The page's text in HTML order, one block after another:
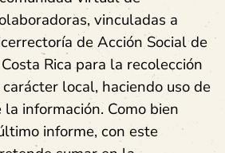
vinculadas a
de Acción Social de
Rica para la recolección
local, haciendo uso de
información. Como bien
informe, con este